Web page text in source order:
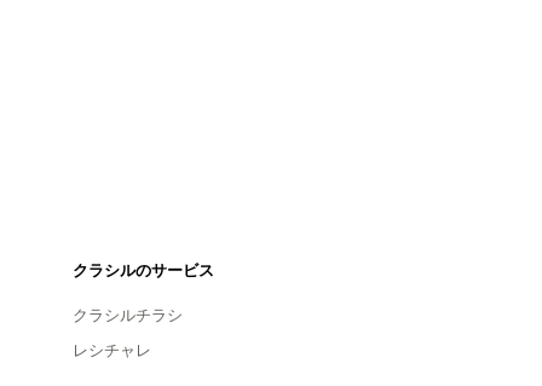
クラシルのサービス
クラシルチラシ
レシチャレ